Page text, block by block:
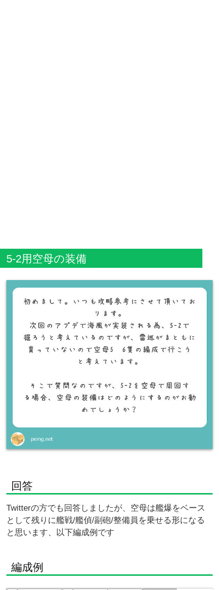
5-2用空母の装備
回答
Twitterの方でも回答しましたが、空母は艦爆をベース
として残りに艦戦/艦偵/副砲/整備員を乗せる形になる
と思います、以下編成例です
編成例